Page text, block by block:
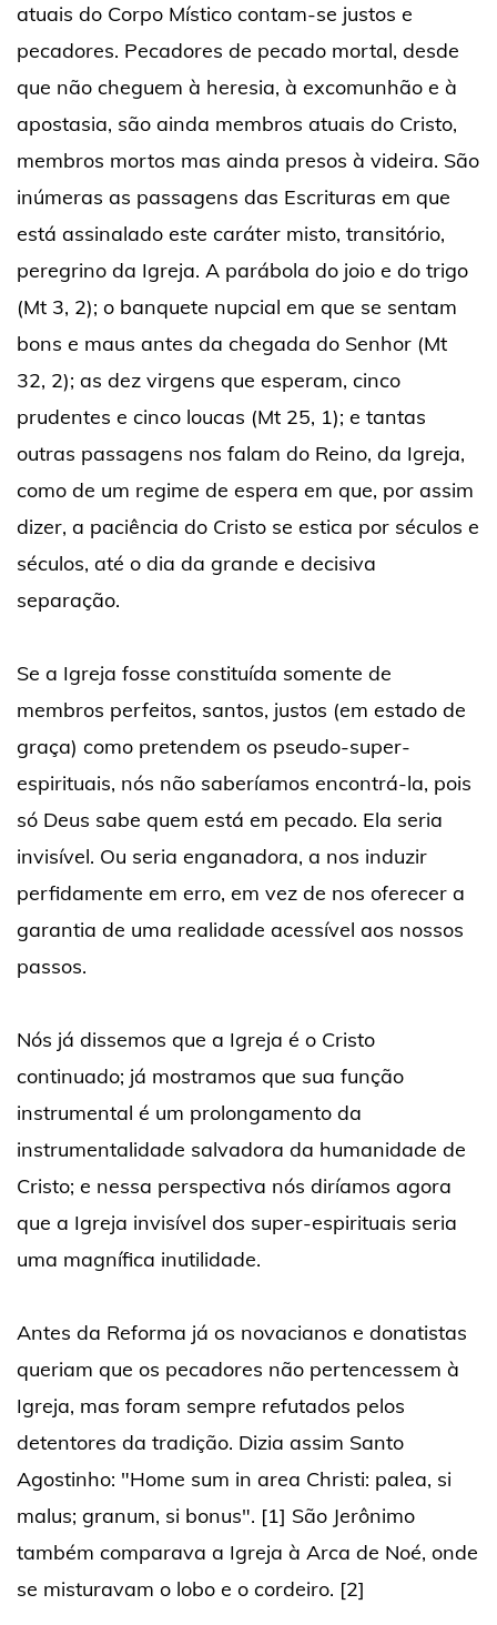
atuais do Corpo Místico contam-se justos e
pecadores. Pecadores de pecado mortal, desde
que não cheguem à heresia, à excomunhão e à
apostasia, são ainda membros atuais do Cristo,
membros mortos mas ainda presos à videira. São
inúmeras as passagens das Escrituras em que
está assinalado este caráter misto, transitório,
peregrino da Igreja. A parábola do joio e do trigo
(Mt 3, 2); o banquete nupcial em que se sentam
bons e maus antes da chegada do Senhor (Mt
32, 2); as dez virgens que esperam, cinco
prudentes e cinco loucas (Mt 25, 1); e tantas
outras passagens nos falam do Reino, da Igreja,
como de um regime de espera em que, por assim
dizer, a paciência do Cristo se estica por séculos e
séculos, até o dia da grande e decisiva
separação.
Se a Igreja fosse constituída somente de
membros perfeitos, santos, justos (em estado de
graça) como pretendem os pseudo-super-
espirituais, nós não saberíamos encontrá-la, pois
só Deus sabe quem está em pecado. Ela seria
invisível. Ou seria enganadora, a nos induzir
perfidamente em erro, em vez de nos oferecer a
garantia de uma realidade acessível aos nossos
passos.
Nós já dissemos que a Igreja é o Cristo
continuado; já mostramos que sua função
instrumental é um prolongamento da
instrumentalidade salvadora da humanidade de
Cristo; e nessa perspectiva nós diríamos agora
que a Igreja invisível dos super-espirituais seria
uma magnífica inutilidade.
Antes da Reforma já os novacianos e donatistas
queriam que os pecadores não pertencessem à
Igreja, mas foram sempre refutados pelos
detentores da tradição. Dizia assim Santo
Agostinho: "Home sum in area Christi: palea, si
malus; granum, si bonus". [1] São Jerônimo
também comparava a Igreja à Arca de Noé, onde
se misturavam o lobo e o cordeiro. [2]